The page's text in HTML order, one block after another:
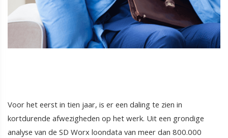
Voor het eerst in tien jaar, is er een daling te zien in
kortdurende afwezigheden op het werk. Uit een grondige
analyse van de SD Worx loondata van meer dan 800.000